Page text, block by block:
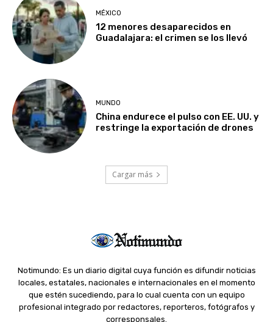
MÉXICO
12 menores desaparecidos en
Guadalajara: el crimen se los llevó
MUNDO
China endurece el pulso con EE. UU. y
restringe la exportación de drones
Cargar más
Notimundo: Es un diario digital cuya función es difundir noticias
locales, estatales, nacionales e internacionales en el momento
que estén sucediendo, para lo cual cuenta con un equipo
profesional integrado por redactores, reporteros, fotógrafos y
corresponsales.